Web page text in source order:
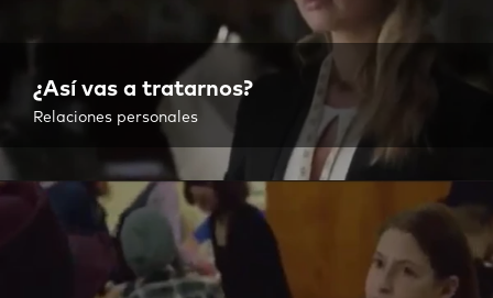
¿Así vas a tratarnos?
Relaciones personales